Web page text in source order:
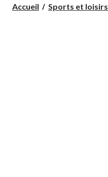
Accueil Sports et loisirs